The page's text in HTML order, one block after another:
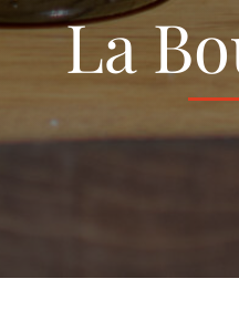
La